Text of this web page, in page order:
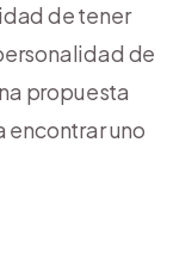
de tener
de
propuesta
uno